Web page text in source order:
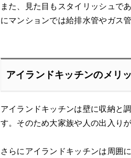
また、見た目もスタイリッシュで
にマンションでは給排水管やガス
アイランドキッチンのメリ
アイランドキッチンは壁に収納と
す。そのため大家族や人の出入り
さらにアイランドキッチンは周囲